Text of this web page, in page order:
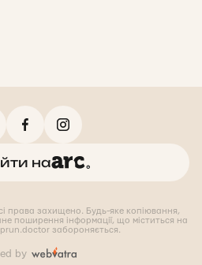
на
права захищено. Будь-яке копіювання,
поширення інформації, що міститься на
забороняється.
by